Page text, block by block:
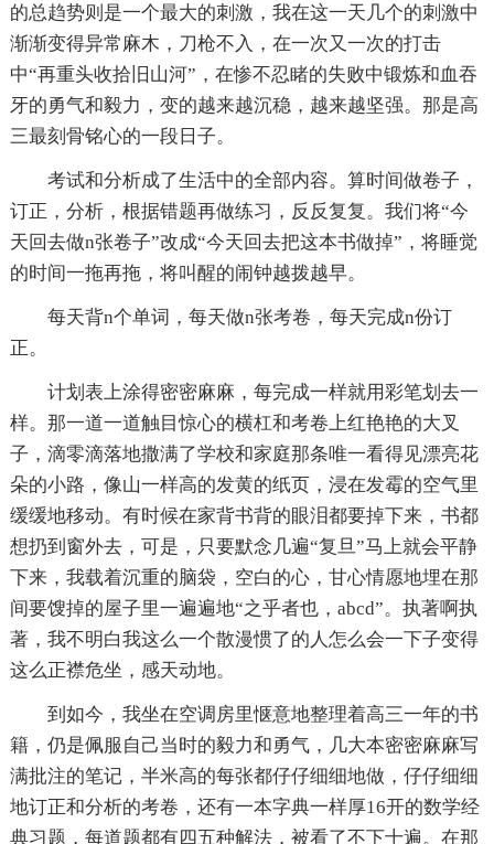
的总趋势则是一个最大的刺激，我在这一天几个的刺激中
渐渐变得异常麻木，刀枪不入，在一次又一次的打击
中“再重头收拾旧山河”，在惨不忍睹的失败中锻炼和血吞
牙的勇气和毅力，变的越来越沉稳，越来越坚强。那是高
三最刻骨铭心的一段日子。
考试和分析成了生活中的全部内容。算时间做卷子，
订正，分析，根据错题再做练习，反反复复。我们将“今
天回去做n张卷子”改成“今天回去把这本书做掉”，将睡觉
的时间一拖再拖，将叫醒的闹钟越拨越早。
每天背n个单词，每天做n张考卷，每天完成n份订
正。
计划表上涂得密密麻麻，每完成一样就用彩笔划去一
样。那一道一道触目惊心的横杠和考卷上红艳艳的大叉
子，滴零滴落地撒满了学校和家庭那条唯一看得见漂亮花
朵的小路，像山一样高的发黄的纸页，浸在发霉的空气里
缓缓地移动。有时候在家背书背的眼泪都要掉下来，书都
想扔到窗外去，可是，只要默念几遍“复旦”马上就会平静
下来，我载着沉重的脑袋，空白的心，甘心情愿地埋在那
间要馊掉的屋子里一遍遍地“之乎者也，abcd”。执著啊执
著，我不明白我这么一个散漫惯了的人怎么会一下子变得
这么正襟危坐，感天动地。
到如今，我坐在空调房里惬意地整理着高三一年的书
籍，仍是佩服自己当时的毅力和勇气，几大本密密麻麻写
满批注的笔记，半米高的每张都仔仔细细地做，仔仔细细
地订正和分析的考卷，还有一本字典一样厚16开的数学经
典习题，每道题都有四五种解法，被看了不下十遍。在那